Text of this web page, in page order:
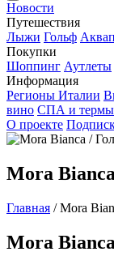
Новости
Путешествия
Лыжи Гольф
Покупки
Шоппинг Аутлеты
Информация
Регионы Италии
вино СПА и термы
О проекте
Mora
Главная / Mora
Mora